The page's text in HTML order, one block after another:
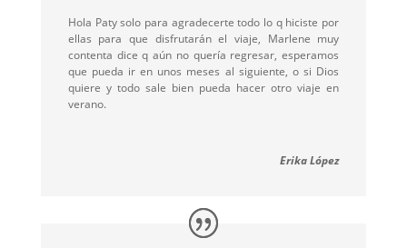
Hola Paty solo para agradecerte todo lo q hiciste por
ellas para que disfrutarán el viaje, Marlene muy
contenta dice q aún no quería regresar, esperamos
que pueda ir en unos meses al siguiente, o si Dios
quiere y todo sale bien pueda hacer otro viaje en
verano.
Erika López